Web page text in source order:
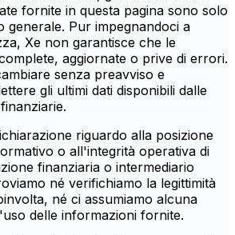
fornite in questa pagina sono solo
generale. Pur impegnandoci a
Xe non garantisce che le
aggiornate o prive di errori.
senza preavviso e
gli ultimi dati disponibili dalle
riguardo alla posizione
o all'integrità operativa di
finanziaria o intermediario
né verifichiamo la legittimità
né ci assumiamo alcuna
delle informazioni fornite.